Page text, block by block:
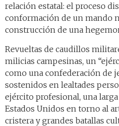
relación estatal: el proceso
conformación de un mando
construcción de una
Revueltas de caudillos
milicias campesinas, un
como una confederación de
sostenidos en lealtades
ejército profesional, una
Estados Unidos en torno al
cristera y grandes batallas